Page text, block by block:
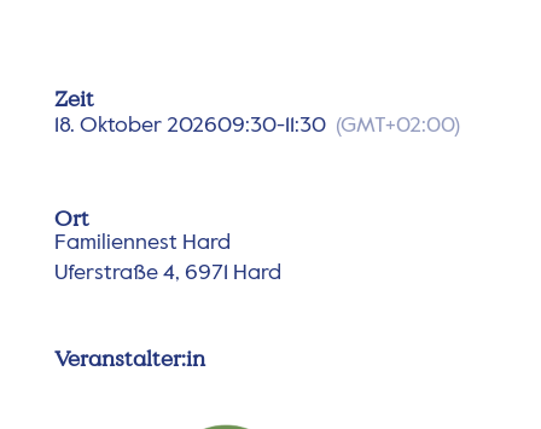
Zeit
18. Oktober 202609:30-11:30 (GMT+02:00)
Ort
Familiennest Hard
Uferstraße 4, 6971 Hard
Veranstalter:in